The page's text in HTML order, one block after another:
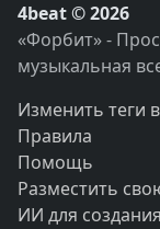
4beat © 2026
«Форбит» -
музыкальная
Изменить теги
Правила
Помощь
Разместить
ИИ для